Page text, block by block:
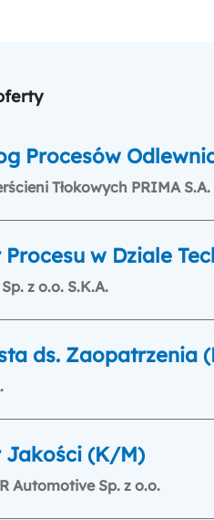
Procesów
Tłokowych PRIMA S.A.
w Dziale
z o.o. S.K.A.
ds. Zaopatrzenia
Jakości (K/M)
Automotive Sp. z o.o.